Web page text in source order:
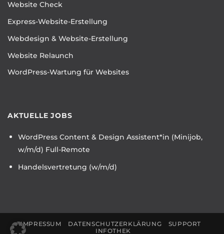
Website Check
Express-Website-Erstellung
Webdesign & Website-Erstellung
Website Relaunch
WordPress-Wartung für Websites
AKTUELLE JOBS
WordPress Content & Design Assistent*in (Minijob,
w/m/d) Full-Remote
Handelsvertretung (w/m/d)
IMPRESSUM DATENSCHUTZERKLÄRUNG
SUPPORT
INFOTHEK